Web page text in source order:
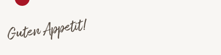
Guten Appetit!